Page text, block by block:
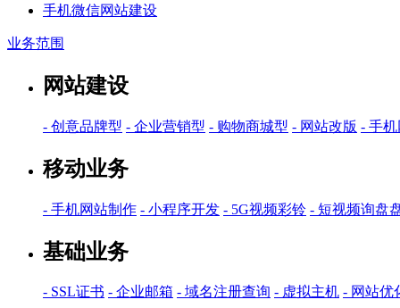
手机微信网站建设
业务范围
网站建设
- 创意品牌型 - 企业营销型 - 购物商城型 - 网站改版 - 手
移动业务
- 手机网站制作 - 小程序开发 - 5G视频彩铃 - 短视频询盘
基础业务
- SSL证书 - 企业邮箱 - 域名注册查询 - 虚拟主机 - 网站优